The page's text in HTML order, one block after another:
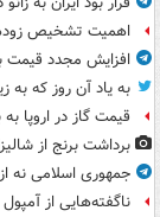
اهمیت تشخیص
افزایش مجدد قیمت
به یاد آن روز که به
قیمت گاز در اروپا به
برداشت برنج از
جمهوری اسلامی نه
ناگفته‌هایی از